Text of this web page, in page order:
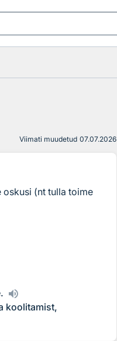
Viimati muudetud 07.07.2026
(nt tulla toime
koolitamist,